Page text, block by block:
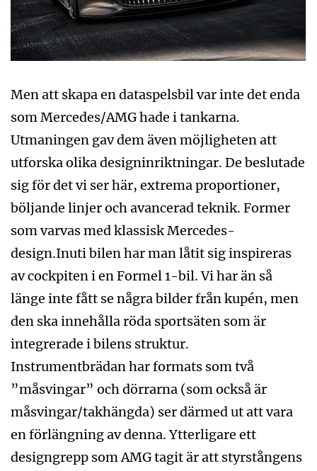
Men att skapa en dataspelsbil var inte det enda
som Mercedes/AMG hade i tankarna.
Utmaningen gav dem även möjligheten att
utforska olika designinriktningar. De beslutade
sig för det vi ser här, extrema proportioner,
böljande linjer och avancerad teknik. Former
som varvas med klassisk Mercedes-
design.Inuti bilen har man låtit sig inspireras
av cockpiten i en Formel 1-bil. Vi har än så
länge inte fått se några bilder från kupén, men
den ska innehålla röda sportsäten som är
integrerade i bilens struktur.
Instrumentbrädan har formats som två
”måsvingar” och dörrarna (som också är
måsvingar/takhängda) ser därmed ut att vara
en förlängning av denna. Ytterligare ett
designgrepp som AMG tagit är att styrstångens